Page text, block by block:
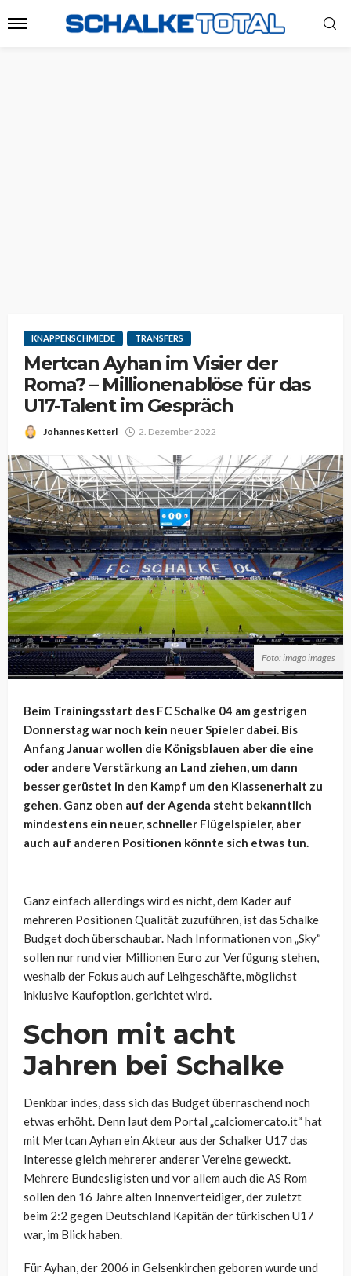
KNAPPENSCHMIEDE TRANSFERS
Mertcan Ayhan im Visier der
Roma? – Millionenablöse für das
U17-Talent im Gespräch
Johannes Ketterl 2. Dezember 2022
Foto: imago images
Beim Trainingsstart des FC Schalke 04 am gestrigen
Donnerstag war noch kein neuer Spieler dabei. Bis
Anfang Januar wollen die Königsblauen aber die eine
oder andere Verstärkung an Land ziehen, um dann
besser gerüstet in den Kampf um den Klassenerhalt zu
gehen. Ganz oben auf der Agenda steht bekanntlich
mindestens ein neuer, schneller Flügelspieler, aber
auch auf anderen Positionen könnte sich etwas tun.
Ganz einfach allerdings wird es nicht, dem Kader auf
mehreren Positionen Qualität zuzuführen, ist das Schalke
Budget doch überschaubar. Nach Informationen von „Sky“
sollen nur rund vier Millionen Euro zur Verfügung stehen,
weshalb der Fokus auch auf Leihgeschäfte, möglichst
inklusive Kaufoption, gerichtet wird.
Schon mit acht
Jahren bei Schalke
Denkbar indes, dass sich das Budget überraschend noch
etwas erhöht. Denn laut dem Portal „calciomercato.it“ hat
mit Mertcan Ayhan ein Akteur aus der Schalker U17 das
Interesse gleich mehrerer anderer Vereine geweckt.
Mehrere Bundesligisten und vor allem auch die AS Rom
sollen den 16 Jahre alten Innenverteidiger, der zuletzt
beim 2:2 gegen Deutschland Kapitän der türkischen U17
war, im Blick haben.
Für Ayhan, der 2006 in Gelsenkirchen geboren wurde und